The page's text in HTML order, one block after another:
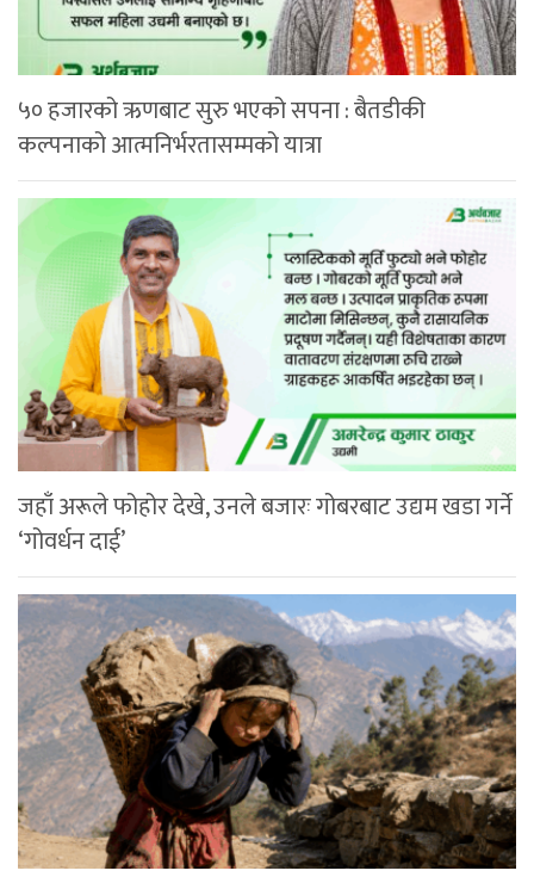
५० हजारको ऋणबाट सुरु भएको सपना : बैतडीकी
कल्पनाको आत्मनिर्भरतासम्मको यात्रा
जहाँ अरूले फोहोर देखे, उनले बजारः गोबरबाट उद्यम खडा गर्ने
‘गोवर्धन दाई’